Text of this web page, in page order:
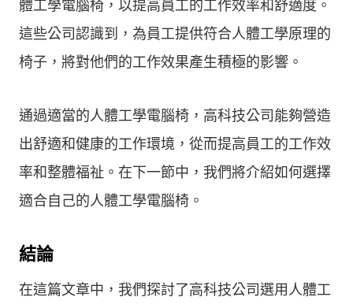
體工學電腦椅，以提高員工的工作效率和舒適度。
這些公司認識到，為員工提供符合人體工學原理的
椅子，將對他們的工作效果產生積極的影響。
通過適當的人體工學電腦椅，高科技公司能夠營造
出舒適和健康的工作環境，從而提高員工的工作效
率和整體福祉。在下一節中，我們將介紹如何選擇
適合自己的人體工學電腦椅。
結論
在這篇文章中，我們探討了高科技公司選用人體工